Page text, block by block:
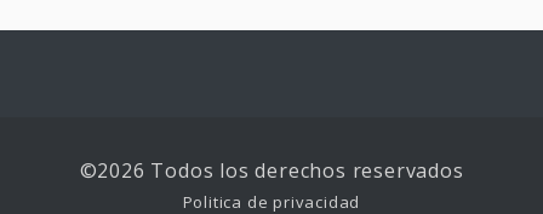
©2026 Todos los derechos reservados
Politica de privacidad